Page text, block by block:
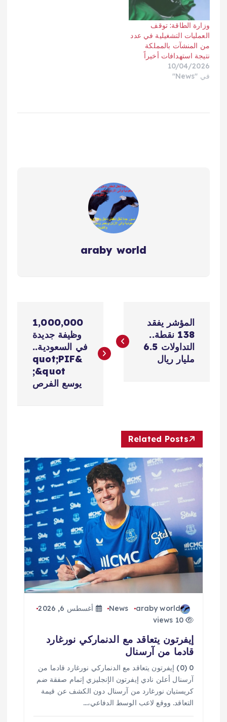
وزارة الطاقة: توقف
العمليات التشغيلية في عدد
من المنشآت بالمملكة
نتيجة استهدافات أخيراً
10/04/2026
في "News"
araby world
ص
م
ق
ت
المؤشر يفقد
138 نقطة..
التداولات 6.5
مليار ريال
1,000,000
وظيفة جديدة
في السعودية..
&quot;PIF
&quot;
يوسع الفرص
Related Posts
araby world
News
أغسطس 6, 2026
10 views
إيفرتون يتعاقد مع الدنماركي نورغارد
قادما من آرسنال
0 (0) إيفرتون يتعاقد مع الدنماركي نورغارد قادما من
آرسنال أعلن نادي إيفرتون الإنجليزي إتمام صفقة ضم
كريستيان نورغارد من آرسنال دون الكشف عن قيمة
التعاقد. ووقع لاعب الوسط الدفاعي،…